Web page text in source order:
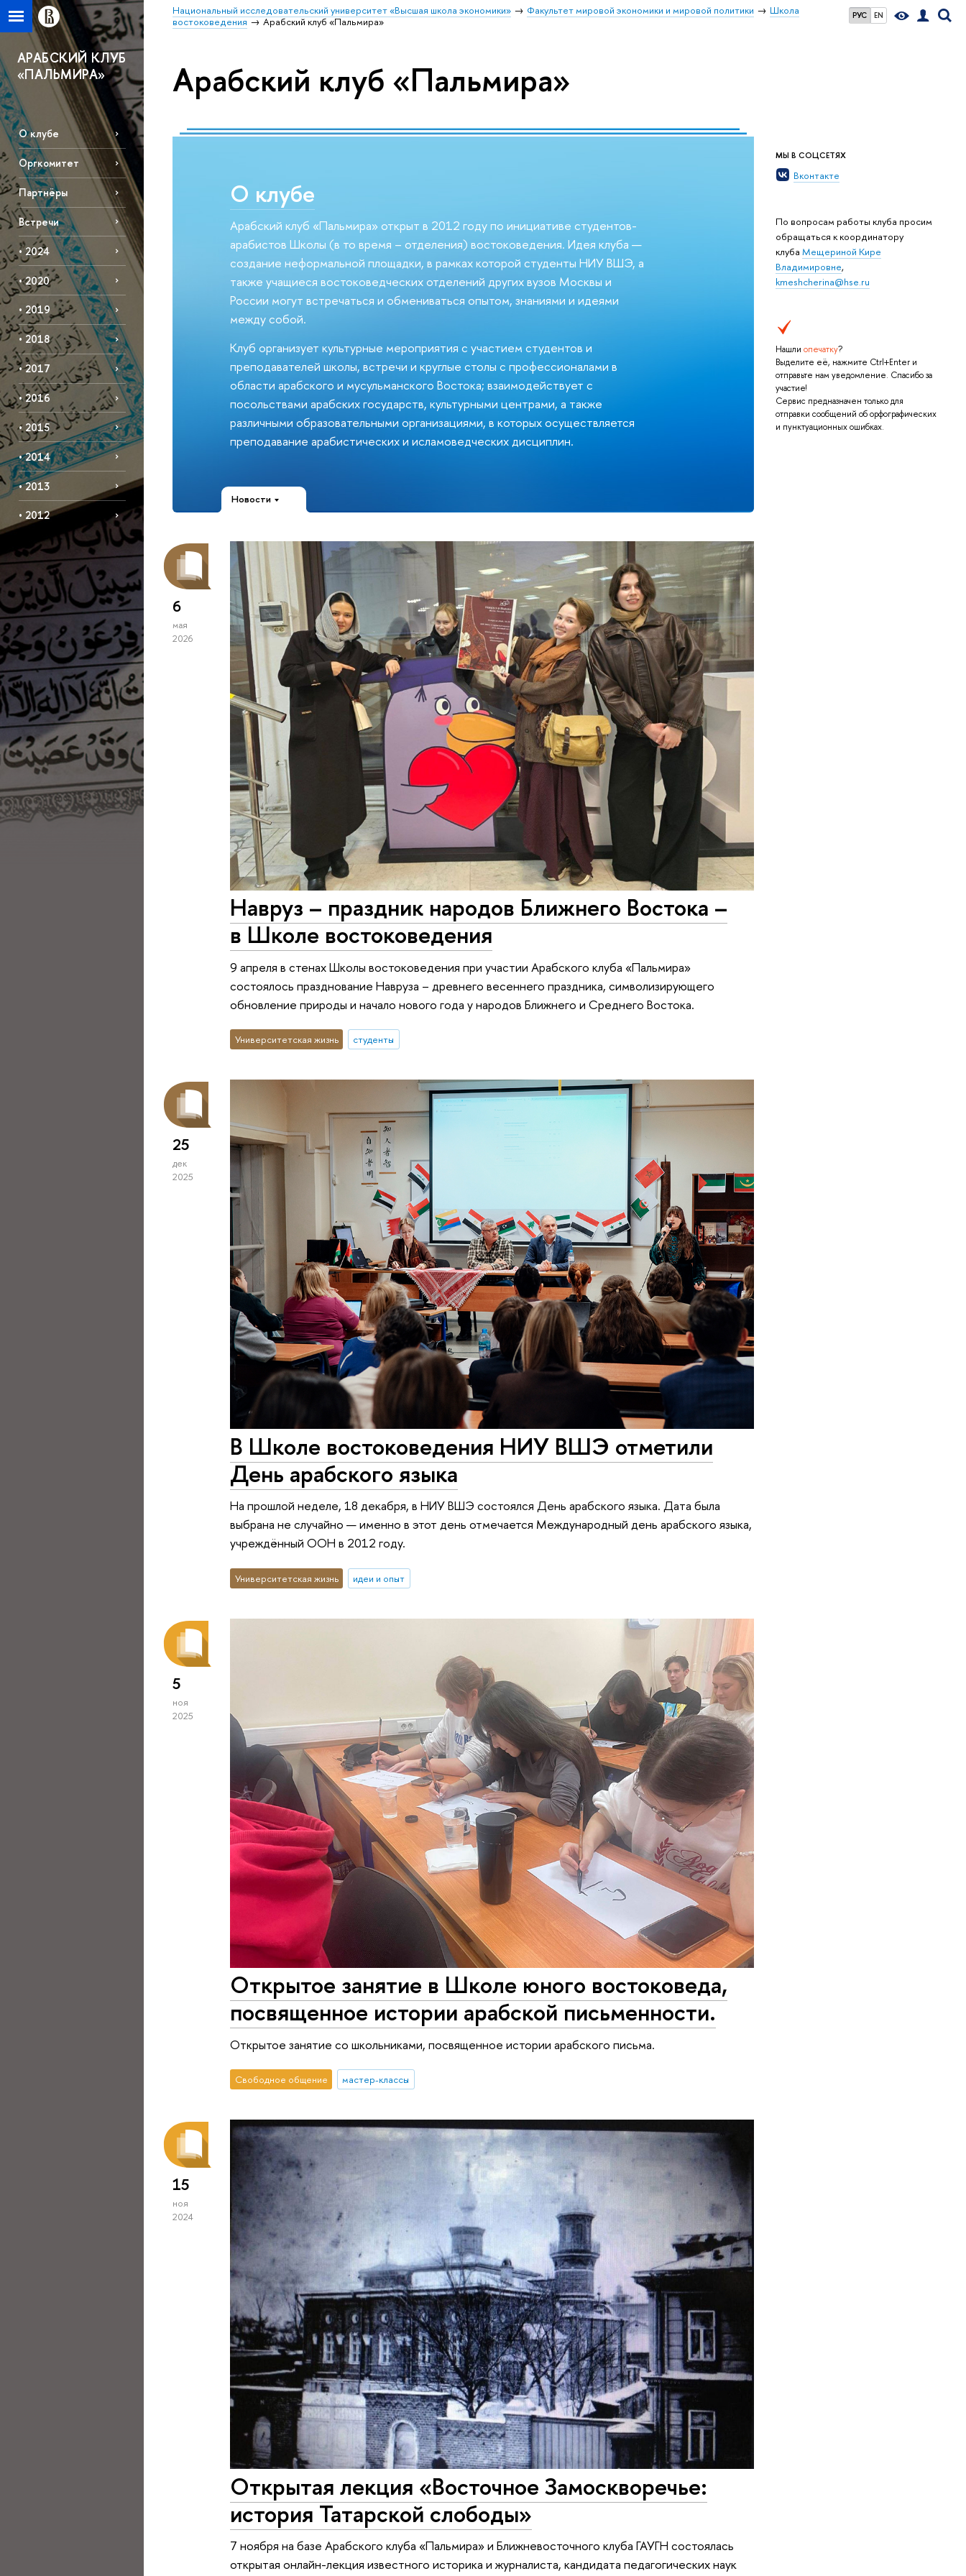
РУС EN
Национальный исследовательский университет «Высшая школа экономики» Факультет мировой экономики и мировой политики
Школа
востоковедения
Арабский клуб «Пальмира»
АРАБСКИЙ КЛУБ
«ПАЛЬМИРА»
О клубе
Оргкомитет
Партнёры
Встречи
• 2024
• 2020
• 2019
• 2018
• 2017
• 2016
• 2015
• 2014
• 2013
• 2012
Арабский клуб «Пальмира»
МЫ В СОЦСЕТЯХ
Вконтакте
По вопросам работы клуба просим
обращаться к координатору
клуба Мещериной Кире
Владимировне,
kmeshcherina@hse.ru
Нашли опечатку?
Выделите её, нажмите Ctrl+Enter и
отправьте нам уведомление. Спасибо за
участие!
Сервис предназначен только для
отправки сообщений об орфографических
и пунктуационных ошибках.
О клубе
Арабский клуб «Пальмира» открыт в 2012 году по инициативе студентов-
арабистов Школы (в то время – отделения) востоковедения. Идея клуба —
создание неформальной площадки, в рамках которой студенты НИУ ВШЭ, а
также учащиеся востоковедческих отделений других вузов Москвы и
России могут встречаться и обмениваться опытом, знаниями и идеями
между собой.
Клуб организует культурные мероприятия с участием студентов и
преподавателей школы, встречи и круглые столы с профессионалами в
области арабского и мусульманского Востока; взаимодействует с
посольствами арабских государств, культурными центрами, а также
различными образовательными организациями, в которых осуществляется
преподавание арабистических и исламоведческих дисциплин.
Новости
6
мая
2026
Навруз – праздник народов Ближнего Востока –
в Школе востоковедения
9 апреля в стенах Школы востоковедения при участии Арабского клуба «Пальмира»
состоялось празднование Навруза – древнего весеннего праздника, символизирующего
обновление природы и начало нового года у народов Ближнего и Среднего Востока.
Университетская жизнь студенты
25
дек
2025
В Школе востоковедения НИУ ВШЭ отметили
День арабского языка
На прошлой неделе, 18 декабря, в НИУ ВШЭ состоялся День арабского языка. Дата была
выбрана не случайно — именно в этот день отмечается Международный день арабского языка,
учреждённый ООН в 2012 году.
Университетская жизнь идеи и опыт
5
ноя
2025
Открытое занятие в Школе юного востоковеда,
посвященное истории арабской письменности.
Открытое занятие со школьниками, посвященное истории арабского письма.
Свободное общение мастер-классы
15
ноя
2024
Открытая лекция «Восточное Замоскворечье:
история Татарской слободы»
7 ноября на базе Арабского клуба «Пальмира» и Ближневосточного клуба ГАУГН состоялась
открытая онлайн-лекция известного историка и журналиста, кандидата педагогических наук